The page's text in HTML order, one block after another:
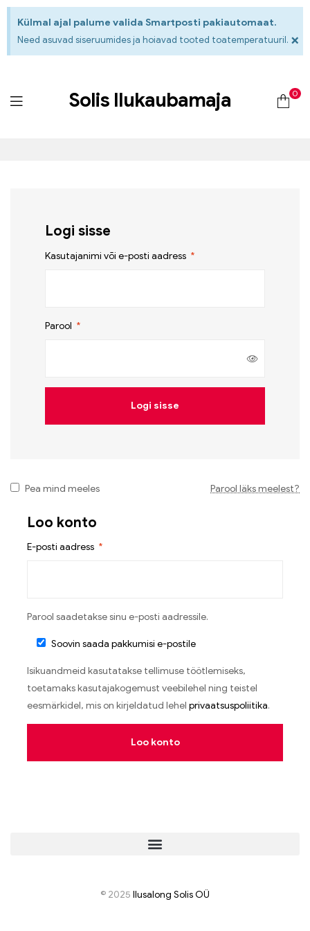
Külmal ajal palume valida Smartposti pakiautomaat.
Need asuvad siseruumides ja hoiavad tooted toatemperatuuril. ×
Solis Ilukaubamaja 0
Logi sisse
Kasutajanimi või e-posti aadress *
Parool *
Logi sisse
Pea mind meeles Parool läks meelest?
Loo konto
E-posti aadress *
Parool saadetakse sinu e-posti aadressile.
Soovin saada pakkumisi e-postile
Isikuandmeid kasutatakse tellimuse töötlemiseks,
toetamaks kasutajakogemust veebilehel ning teistel
eesmärkidel, mis on kirjeldatud lehel privaatsuspoliitika.
Loo konto
© 2025 Ilusalong Solis OÜ